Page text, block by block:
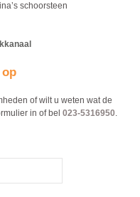
schoorsteen
of wilt u weten wat de
in of bel 023-5316950.